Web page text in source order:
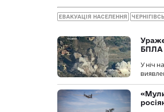
ЕВАКУАЦІЯ НАСЕЛЕННЯ
БПЛА
У ніч